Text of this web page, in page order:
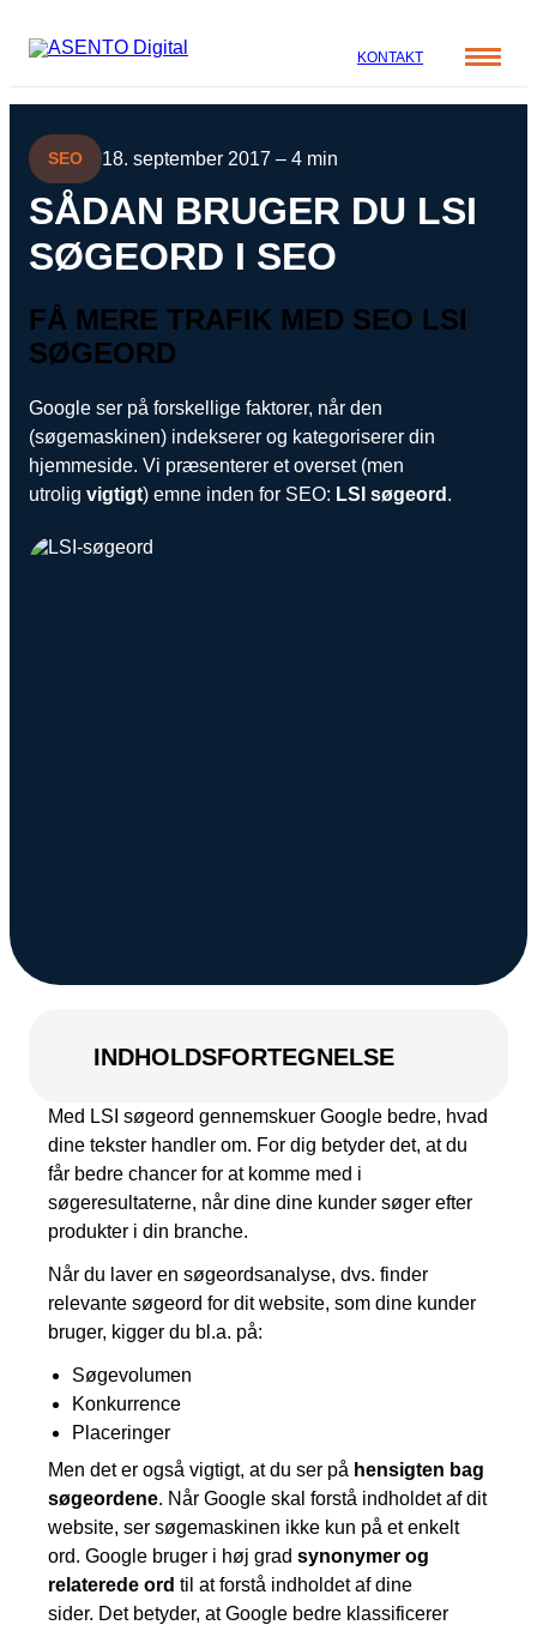
KONTAKT
Cases
Specialer
ORGANIC SEARCH
SEO
GEO
Programmatic SEO
FÅ KORTLAGT DIN AI SYNLIGHED
PAID SOCIAL
Bing Ads
Leadgenerering
E-mail automation
TRACKING
Server-Side Tracking
Viden
Blog
Webinar
Om os
Karriere
Nyhedsbrev
SEO 18. september 2017 – 4 min
SÅDAN BRUGER DU LSI
SØGEORD I SEO
FÅ MERE TRAFIK MED SEO LSI
SØGEORD
Google ser på forskellige faktorer, når den
(søgemaskinen) indekserer og kategoriserer din
hjemmeside. Vi præsenterer et overset (men
utrolig vigtigt) emne inden for SEO: LSI søgeord .
INDHOLDSFORTEGNELSE
Med LSI søgeord gennemskuer Google bedre, hvad
dine tekster handler om. For dig betyder det, at du
får bedre chancer for at komme med i
søgeresultaterne, når dine dine kunder søger efter
produkter i din branche.
Når du laver en søgeordsanalyse, dvs. finder
relevante søgeord for dit website, som dine kunder
bruger, kigger du bl.a. på:
Søgevolumen
Konkurrence
Placeringer
Men det er også vigtigt, at du ser på hensigten bag
søgeordene. Når Google skal forstå indholdet af dit
website, ser søgemaskinen ikke kun på et enkelt
ord. Google bruger i høj grad synonymer og
relaterede ord til at forstå indholdet af dine
sider. Det betyder, at Google bedre klassificerer